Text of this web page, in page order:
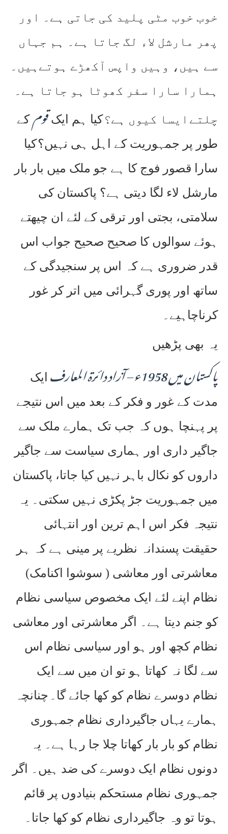
خوب خوب مٹی پلید کی جاتی ہے۔ اور
پھر مارشل لاء لگ جاتا ہے۔ ہم جہاں
سے ہیں، وہیں واپس آکھڑے ہوتےہیں۔
ہمارا سارا سفر کھوٹا ہو جاتا ہے۔
چلتے ایسا کیوں ہے؟کیا ہم ایکقومکے
طور پر جمہوریت کے اہل ہی نہیں؟کیا
سارا قصور فوج کا ہے جو ملک میں بار بار
مارشل لاء لگا دیتی ہے؟ پاکستان کی
سلامتی، بجتی اور ترقی کے لئے ان چیھتے
ہوئے سوالوں کا صحیح صحیح جواب اس
قدر ضروری ہے کہ اس پر سنجیدگی کے
ساتھ اور پوری گہرائی میں اتر کر غور
کرناچاہیے۔
یہ بھی پڑھیں
پاکستان میں 1958ء – آزاد دائرۃ المعارف
ایک
مدت کے غور و فکر کے بعد میں اس نتیجے
پر پہنچا ہوں کہ جب تک ہمارے ملک سے
جاگیر داری اور ہماری سیاست سے جاگیر
داروں کو نکال باہر نہیں کیا جاتا، پاکستان
میں جمہوریت جڑ پکڑی نہیں سکتی۔ یہ
نتیجہ فکر اس اہم ترین اور انتہائی
حقیقت پسندانہ نظریے پر مینی ہے کہ ہر
معاشرتی اور معاشی ( سوشوا اکنامک)
نظام اپنے لئے ایک مخصوص سیاسی نظام
کو جنم دیتا ہے۔ اگر معاشرتی اور معاشی
نظام کچھ اور ہو اور سیاسی نظام اس
سے لگا نہ کھاتا ہو تو ان میں سے ایک
نظام دوسرے نظام کو کھا جائے گا۔ چنانچہ
ہمارے یہاں جاگیرداری نظام جمہوری
نظام کو بار بار کھاتا چلا جا رہا ہے۔ یہ
دونوں نظام ایک دوسرے کی ضد ہیں۔ اگر
جمہوری نظام مستحکم بنیادوں پر قائم
ہوتا تو وہ جاگیرداری نظام کو کھا جاتا۔